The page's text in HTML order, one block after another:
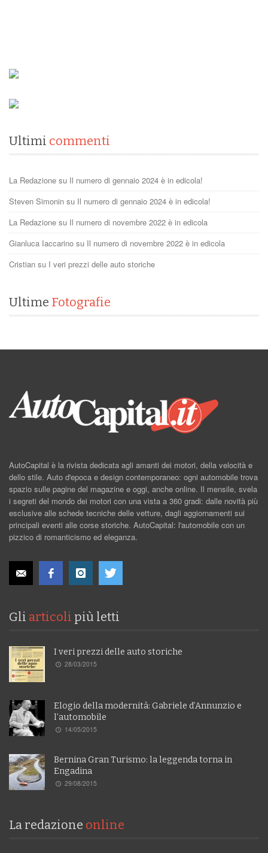
Ultimi commenti
La Redazione su Il numero di gennaio 2024 è in edicola!
Steven Simonin su Il numero di gennaio 2024 è in edicola!
La Redazione su Il numero di novembre 2022 è in edicola
Gianluca Iaccarino su Il numero di novembre 2022 è in edicola
Cristian su I veri prezzi delle auto storiche
Ultime Fotografie
AutoCapital è la rivista dedicata agli amanti dei motori, della velocità e
dello stile. Auto d'epoca e design contemporaneo: ogni automobile trova
spazio sulle pagine del magazine e oggi, anche online. Il mensile, svela
i segreti del mondo dei motori con una vista a 360 gradi: dalle novità più
esclusive alle schede tecniche delle vetture, dagli aggiornamenti sui
principali eventi alle corse storiche. AutoCapital: l'automobile con un
pizzico di romanticismo ed eleganza.
Gli articoli più letti
I veri prezzi delle auto storiche
28/03/2015
Elogio della modernità: Gabriele d’Annunzio e
l’automobile
14/05/2015
Bernina Gran Turismo: la leggenda torna in
Engadina
29/08/2015
La redazione online